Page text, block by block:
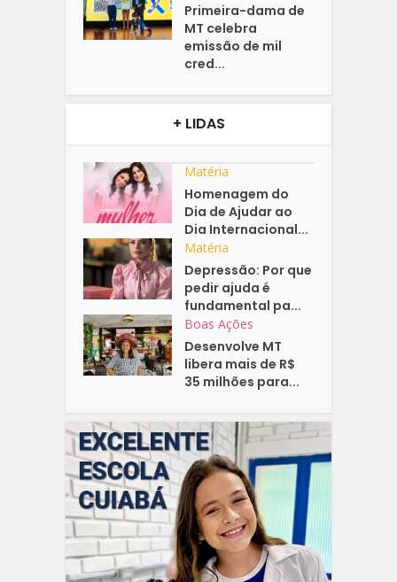
Primeira-dama de
MT celebra
emissão de mil
cred...
+ LIDAS
Matéria
Homenagem do
Dia de Ajudar ao
Dia Internacional...
Matéria
Depressão: Por que
pedir ajuda é
fundamental pa...
Boas Ações
Desenvolve MT
libera mais de R$
35 milhões para...